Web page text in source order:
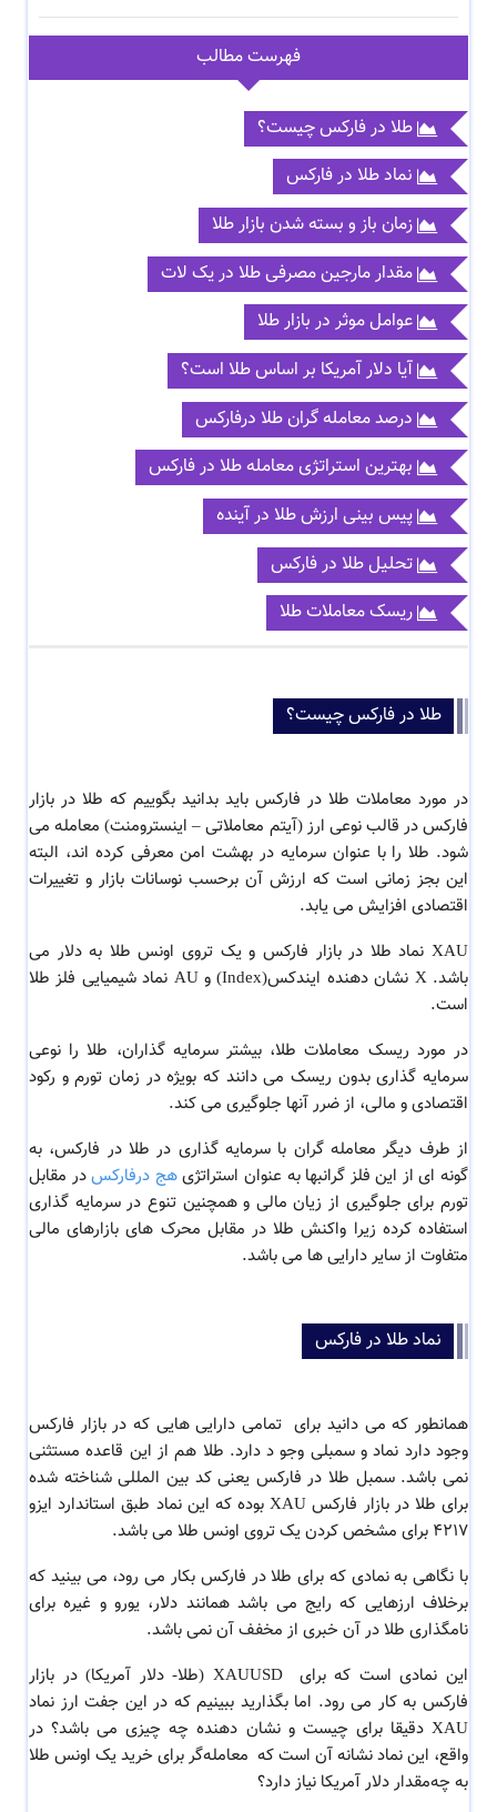
فهرست مطالب
طلا در فارکس چیست؟
نماد طلا در فارکس
زمان باز و بسته شدن بازار طلا
مقدار مارجین مصرفی طلا در یک لات
عوامل موثر در بازار طلا
آیا دلار آمریکا بر اساس طلا است؟
درصد معامله گران طلا درفارکس
بهترین استراتژی معامله طلا در فارکس
پیس بینی ارزش طلا در آینده
تحلیل طلا در فارکس
ریسک معاملات طلا
طلا در فارکس چیست؟
در مورد معاملات طلا در فارکس باید بدانید بگوییم که طلا در بازار
فارکس در قالب نوعی ارز (آیتم معاملاتی – اینسترومنت) معامله می
شود. طلا را با عنوان سرمایه در بهشت امن معرفی کرده اند، البته
این بجز زمانی است که ارزش آن برحسب نوسانات بازار و تغییرات
اقتصادی افزایش می یابد.
XAU نماد طلا در بازار فارکس و یک تروی اونس طلا به دلار می
باشد.
X نشان دهنده ایندکس(Index) و AU نماد شیمیایی فلز طلا
است.
در مورد ریسک معاملات طلا، بیشتر سرمایه گذاران، طلا را نوعی
سرمایه گذاری بدون ریسک می دانند که بویژه در زمان تورم و رکود
اقتصادی و مالی، از ضرر آنها جلوگیری می کند.
از طرف دیگر معامله گران با سرمایه گذاری در طلا در فارکس، به
گونه ای از این فلز گرانبها به عنوان استراتژیهج درفارکسدر مقابل
تورم برای جلوگیری از زیان مالی و همچنین تنوع در سرمایه گذاری
استفاده کرده زیرا واکنش طلا در مقابل محرک های بازارهای مالی
متفاوت از سایر دارایی ها می باشد.
نماد طلا در فارکس
همانطور که می دانید برای تمامی دارایی هایی که در بازار فارکس
وجود دارد نماد و سمبلی وجو د دارد. طلا هم از این قاعده مستثنی
نمی باشد.سمبل طلا در فارکس یعنی کد بین المللی شناخته شده
برای طلا در بازار فارکس XAU بوده که این نماد طبق استاندارد ایزو
4217 برای مشخص کردن یک تروی اونس طلا می باشد.
با نگاهی به نمادی که برای طلا در فارکس بکار می رود، می بینید که
برخلاف ارزهایی که رایج می باشد همانند دلار، یورو و غیره برای
نامگذاری طلا در آن خبری از مخفف آن نمی باشد.
این نمادی است که برای
XAUUSD (طلا- دلار آمریکا) در بازار
فارکس به کار می رود. اما بگذارید ببینیم که در این جفت ارز نماد
XAU دقیقا برای چیست و نشان دهنده چه چیزی می باشد؟ در
واقع، ایننمادنشانه آن است که معامله‌گر برای خرید یک اونس طلا
به چه‌مقدار دلار آمریکا نیاز دارد؟